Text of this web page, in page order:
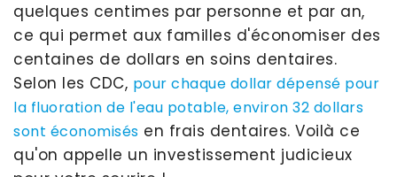
quelques centimes par personne et par an,
ce qui permet aux familles d'économiser des
centaines de dollars en soins dentaires.
Selon les CDC, pour chaque dollar dépensé pour
la fluoration de l'eau potable, environ 32 dollars
sont économisés en frais dentaires. Voilà ce
qu'on appelle un investissement judicieux